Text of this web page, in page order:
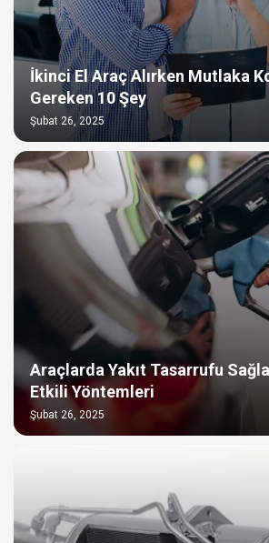
İkinci El Araç Alırken Mutlaka
Gereken 10 Şey
Şubat 26, 2025
Araçlarda Yakıt Tasarrufu
Etkili Yöntemleri
Şubat 26, 2025